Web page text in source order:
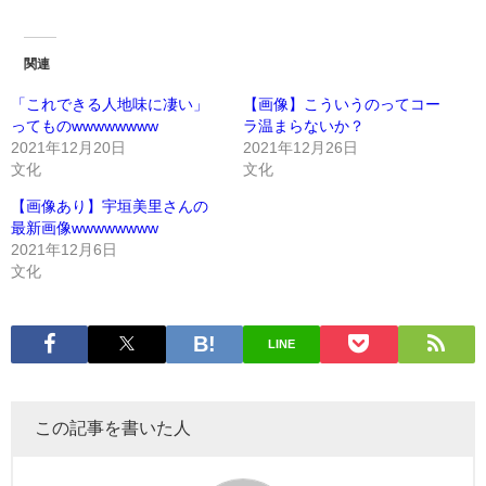
関連
「これできる人地味に凄い」
ってものwwwwwwww
2021年12月20日
文化
【画像】こういうのってコー
ラ温まらないか？
2021年12月26日
文化
【画像あり】宇垣美里さんの
最新画像wwwwwwww
2021年12月6日
文化
LINE
この記事を書いた人